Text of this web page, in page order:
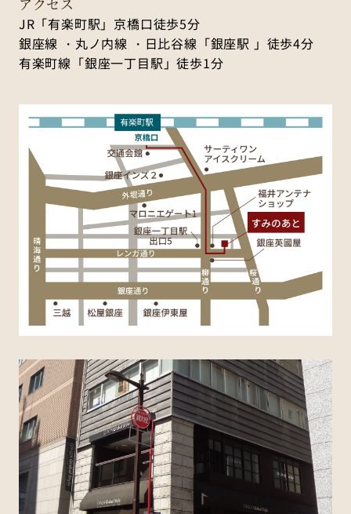
JR「有楽町駅」京橋口徒歩5分
銀座線 ・丸ノ内線 ・日比谷線「銀座駅 」徒歩4分
有楽町線「銀座一丁目駅」徒歩1分